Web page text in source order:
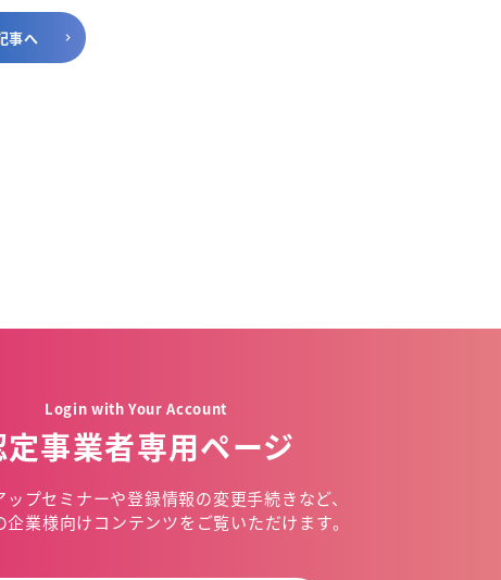
事へ
Login with Your Account
定事業者専用ページ
ップセミナーや登録情報の変更手続きなど、
企業様向けコンテンツを ご覧いただけます。